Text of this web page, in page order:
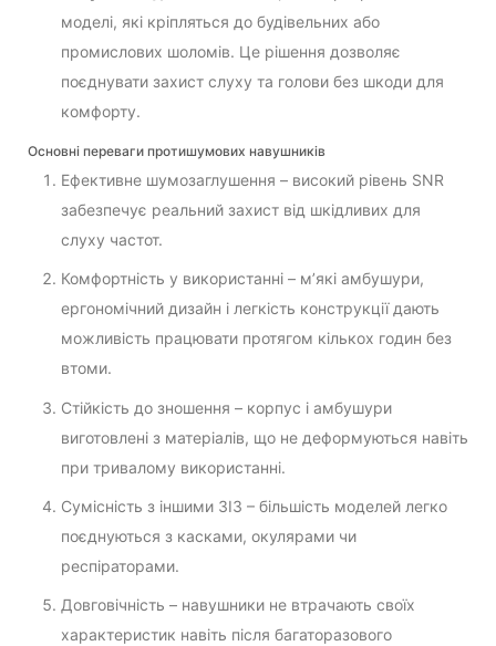
моделі, які кріпляться до будівельних або
промислових шоломів. Це рішення дозволяє
поєднувати захист слуху та голови без шкоди для
комфорту.
Основні переваги протишумових навушників
Ефективне шумозаглушення – високий рівень SNR
забезпечує реальний захист від шкідливих для
слуху частот.
Комфортність у використанні – м’які амбушури,
ергономічний дизайн і легкість конструкції дають
можливість працювати протягом кількох годин без
втоми.
Стійкість до зношення – корпус і амбушури
виготовлені з матеріалів, що не деформуються навіть
при тривалому використанні.
Сумісність з іншими ЗІЗ – більшість моделей легко
поєднуються з касками, окулярами чи
респіраторами.
Довговічність – навушники не втрачають своїх
характеристик навіть після багаторазового